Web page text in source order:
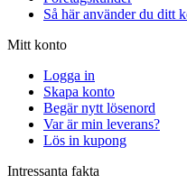
Så här använder du ditt
Mitt konto
Logga in
Skapa konto
Begär nytt lösenord
Var är min leverans?
Lös in kupong
Intressanta fakta